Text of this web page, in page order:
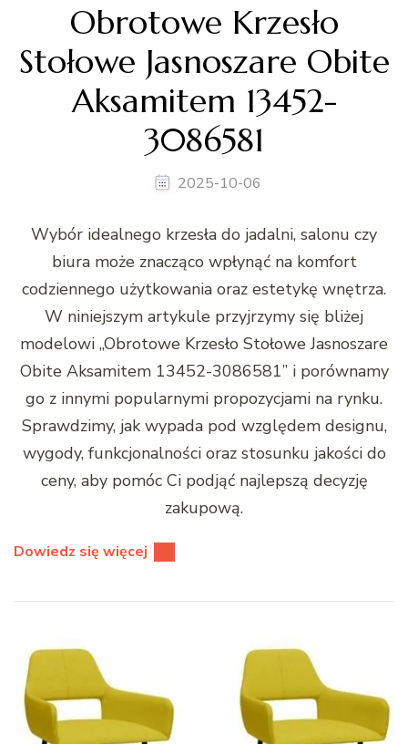
Obrotowe Krzesło
Stołowe Jasnoszare Obite
Aksamitem 13452-
3086581
2025-10-06
Wybór idealnego krzesła do jadalni, salonu czy
biura może znacząco wpłynąć na komfort
codziennego użytkowania oraz estetykę wnętrza.
W niniejszym artykule przyjrzymy się bliżej
modelowi „Obrotowe Krzesło Stołowe Jasnoszare
Obite Aksamitem 13452-3086581” i porównamy
go z innymi popularnymi propozycjami na rynku.
Sprawdzimy, jak wypada pod względem designu,
wygody, funkcjonalności oraz stosunku jakości do
ceny, aby pomóc Ci podjąć najlepszą decyzję
zakupową.
Dowiedz się więcej